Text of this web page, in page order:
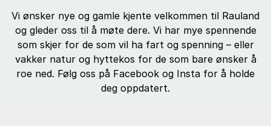
Vi ønsker nye og gamle kjente velkommen til Rauland
og gleder oss til å møte dere. Vi har mye spennende
som skjer for de som vil ha fart og spenning – eller
vakker natur og hyttekos for de som bare ønsker å
roe ned. Følg oss på Facebook og Insta for å holde
deg oppdatert.